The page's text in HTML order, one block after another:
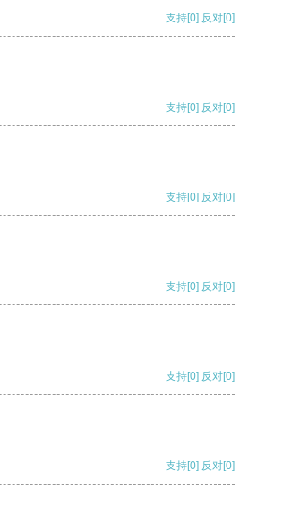
支持[0] 反对[0]
支持[0] 反对[0]
支持[0] 反对[0]
支持[0] 反对[0]
支持[0] 反对[0]
支持[0] 反对[0]